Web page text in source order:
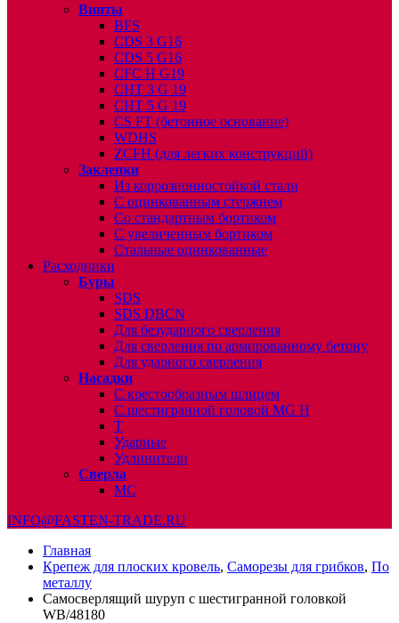
Винты
BFS
CDS 3 G16
CDS 5 G16
CFC H G19
CHT 3 G 19
CHT 5 G 19
CS FT (бетонное основание)
WDHS
ZCFH (для легких конструкций)
Заклепки
Из коррозионностойкой стали
С оцинкованным стержнем
Со стандартным бортиком
С увеличенным бортиком
Стальные оцинкованные
Расходники
Буры
SDS
SDS DBCN
Для безударного сверления
Для сверления по армированному бетону
Для ударного сверления
Насадки
С крестообразным шлицем
С шестигранной головой MG H
T
Ударные
Удлинители
Сверла
МС
INFO@FASTEN-TRADE.RU
Главная
Крепеж для плоских кровель, Саморезы для грибков, По
металлу
Самосверлящий шуруп с шестигранной головкой
WB/48180